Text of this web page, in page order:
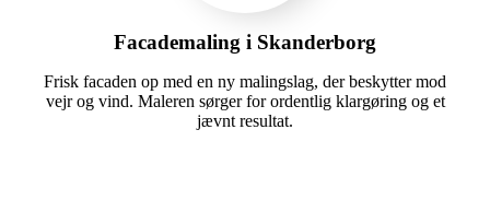
Facademaling i Skanderborg
Frisk facaden op med en ny malingslag, der beskytter mod
vejr og vind. Maleren sørger for ordentlig klargøring og et
jævnt resultat.